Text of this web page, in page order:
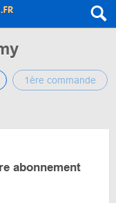
1ère commande
abonnement